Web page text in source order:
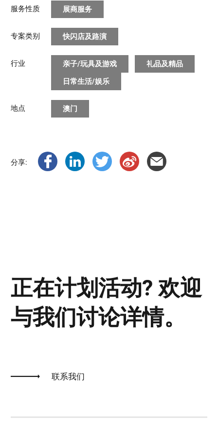
服务性质 展商服务
专案类别 快闪店及路演
行业 亲子/玩具及游戏
礼品及精品
日常生活/娱乐
地点 澳门
分享:
正在计划活动? 欢迎
与我们讨论详情。
联系我们